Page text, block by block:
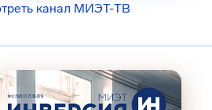
канал МИЭТ-ТВ